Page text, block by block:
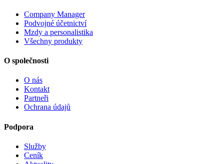
Company Manager
Podvojné účetnictví
Mzdy a personalistika
Všechny produkty
O společnosti
O nás
Kontakt
Partneři
Ochrana údajů
Podpora
Služby
Ceník